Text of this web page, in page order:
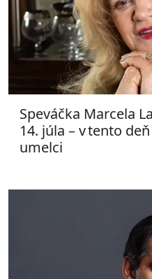
Speváčka Marcela
14. júla – v tento
umelci